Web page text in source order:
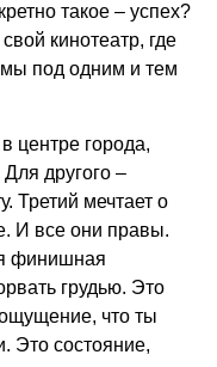
такое – успех?
кинотеатр, где
под одним и тем
центре города,
другого –
Третий мечтает о
И все они правы.
финишная
грудью. Это
что ты
Это состояние,